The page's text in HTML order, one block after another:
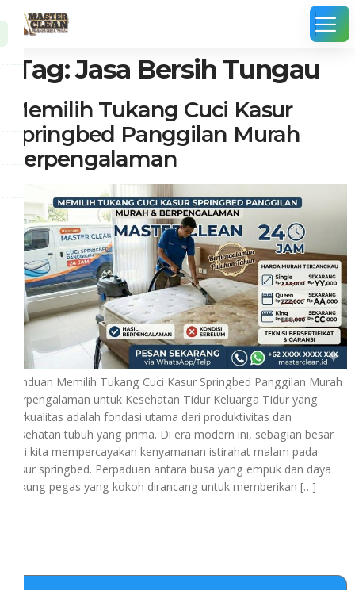
Tag:Jasa Bersih Tungau
Memilih Tukang Cuci Kasur
Springbed Panggilan Murah
Berpengalaman
Panduan Memilih Tukang Cuci Kasur Springbed Panggilan Murah
Berpengalaman untuk Kesehatan Tidur Keluarga Tidur yang
berkualitas adalah fondasi utama dari produktivitas dan
kesehatan tubuh yang prima. Di era modern ini, sebagian besar
dari kita mempercayakan kenyamanan istirahat malam pada
kasur springbed. Perpaduan antara busa yang empuk dan daya
dukung pegas yang kokoh dirancang untuk memberikan […]